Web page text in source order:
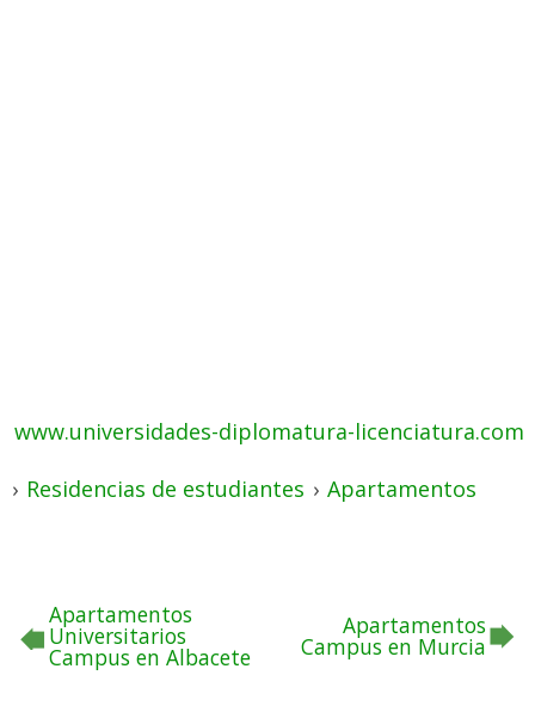
www.universidades-diplomatura-licenciatura.com
› Residencias de estudiantes › Apartamentos
Apartamentos
Universitarios
Campus en Albacete
Apartamentos
Campus en Murcia